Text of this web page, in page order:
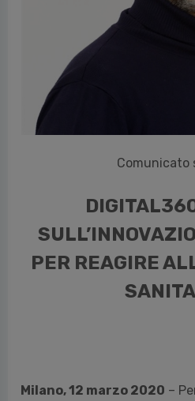
Comunicato
PER REAGIRE
Milano, 12 marzo 2020 –